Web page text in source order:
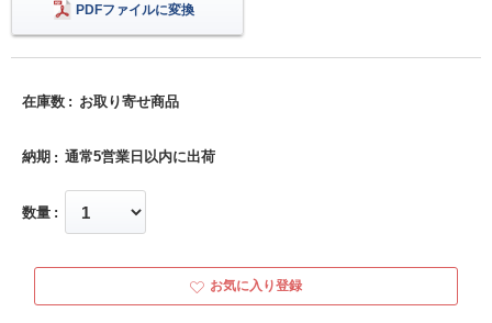
PDFファイルに変換
在庫数 お取り寄せ商品
納期 通常5営業日以内に出荷
数量
お気に入り登録